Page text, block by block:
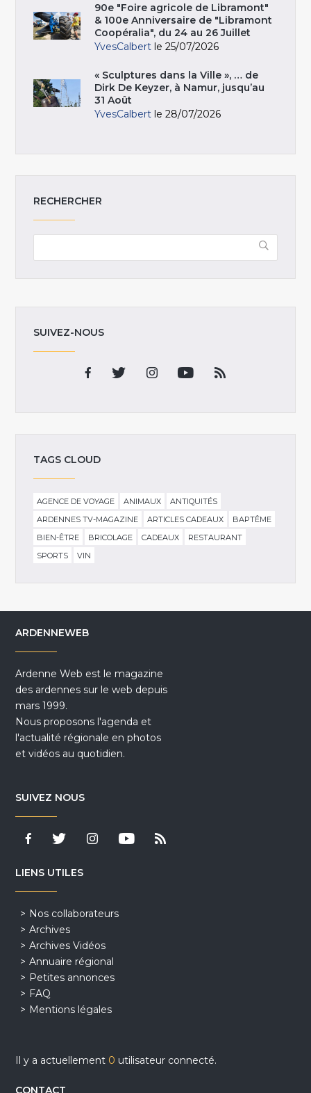
90e "Foire agricole de Libramont"
& 100e Anniversaire de "Libramont
Coopéralia", du 24 au 26 Juillet
YvesCalbert le 25/07/2026
« Sculptures dans la Ville », … de
Dirk De Keyzer, à Namur, jusqu’au
31 Août
YvesCalbert le 28/07/2026
RECHERCHER
SUIVEZ-NOUS
TAGS CLOUD
AGENCE DE VOYAGE ANIMAUX
ANTIQUITÉS
ARDENNES TV-MAGAZINE
ARTICLES CADEAUX
BAPTÊME
BIEN-ÊTRE
BRICOLAGE CADEAUX
RESTAURANT
SPORTS
VIN
ARDENNEWEB
Ardenne Web est le magazine
des ardennes sur le web depuis
mars 1999.
Nous proposons l'agenda et
l'actualité régionale en photos
et vidéos au quotidien.
SUIVEZ NOUS
LIENS UTILES
Nos collaborateurs
Archives
Archives Vidéos
Annuaire régional
Petites annonces
FAQ
Mentions légales
Il y a actuellement 0 utilisateur connecté.
CONTACT